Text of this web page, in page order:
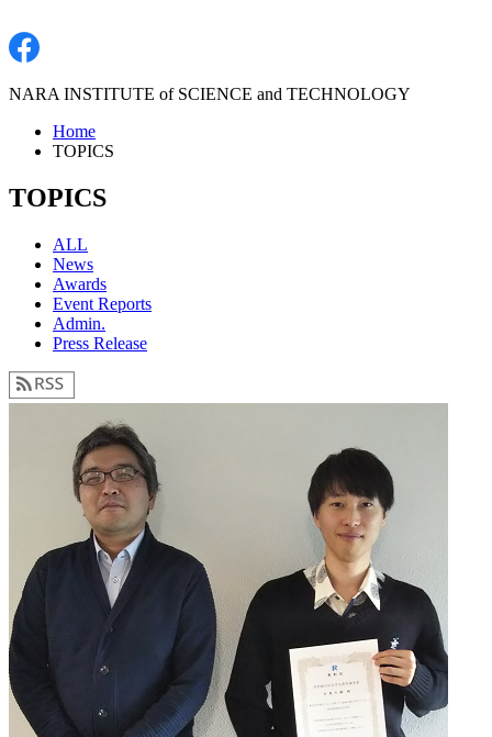
NARA INSTITUTE of SCIENCE and TECHNOLOGY
Home
TOPICS
TOPICS
ALL
News
Awards
Event Reports
Admin.
Press Release